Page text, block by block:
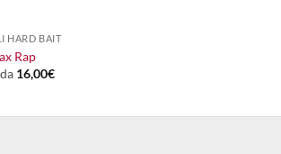
HARD BAIT
Rap
16,00€